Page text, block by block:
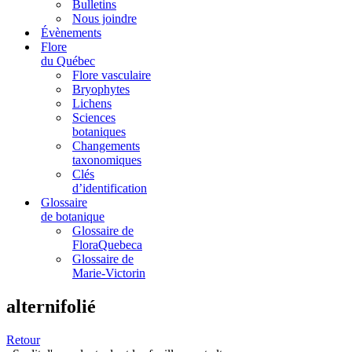
Bulletins
Nous joindre
Évènements
Flore
du Québec
Flore vasculaire
Bryophytes
Lichens
Sciences
botaniques
Changements
taxonomiques
Clés
d’identification
Glossaire
de botanique
Glossaire de
FloraQuebeca
Glossaire de
Marie-Victorin
alternifolié
Retour